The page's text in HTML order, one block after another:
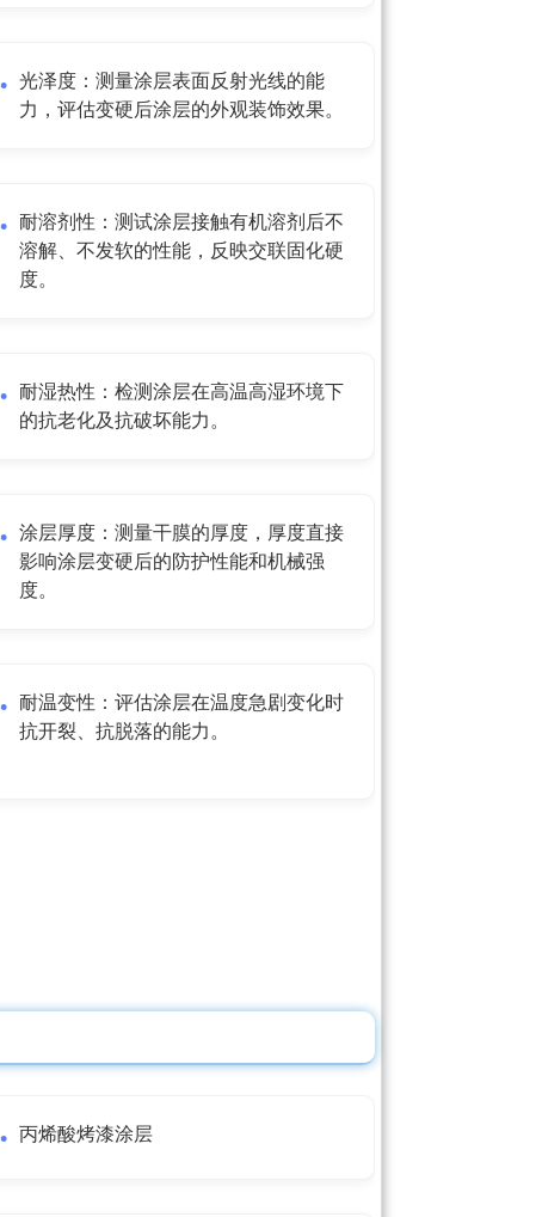
光泽度：测量涂层表面反射光线的能
力，评估变硬后涂层的外观装饰效果。
耐溶剂性：测试涂层接触有机溶剂后不
溶解、不发软的性能，反映交联固化硬
度。
耐湿热性：检测涂层在高温高湿环境下
的抗老化及抗破坏能力。
涂层厚度：测量干膜的厚度，厚度直接
影响涂层变硬后的防护性能和机械强
度。
耐温变性：评估涂层在温度急剧变化时
抗开裂、抗脱落的能力。
丙烯酸烤漆涂层